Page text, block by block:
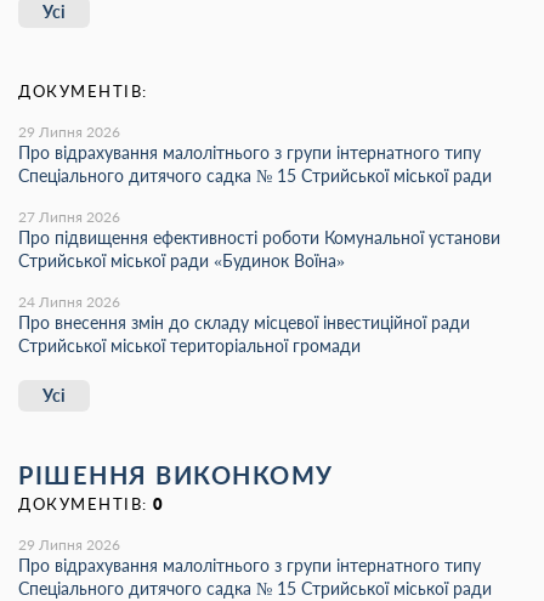
Усі
ДОКУМЕНТІВ:
29 Липня 2026
Про відрахування малолітнього з групи інтернатного типу
Спеціального дитячого садка № 15 Стрийської міської ради
27 Липня 2026
Про підвищення ефективності роботи Комунальної установи
Стрийської міської ради «Будинок Воїна»
24 Липня 2026
Про внесення змін до складу місцевої інвестиційної ради
Стрийської міської територіальної громади
Усі
РІШЕННЯ ВИКОНКОМУ
ДОКУМЕНТІВ: 0
29 Липня 2026
Про відрахування малолітнього з групи інтернатного типу
Спеціального дитячого садка № 15 Стрийської міської ради